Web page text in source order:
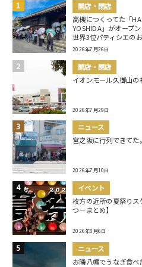
開店・閉店
高槻につくってた「
YOSHIDA」がオープ
世界3位パティシエの
2026年7月26日
開店・閉店
イオンモール久御山
2026年7月29日
ニュース
宮之阪に行列できてた
2026年7月10日
イベント
枚方の近所の夏祭りス
つーまとめ】
2026年8月6日
ニュース
お隣八幡でうなぎ食べ